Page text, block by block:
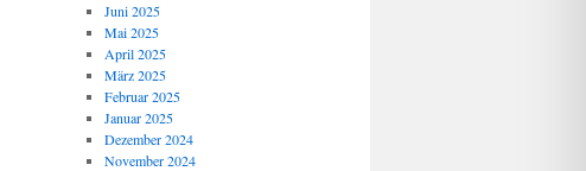
Juni 2025
Mai 2025
April 2025
März 2025
Februar 2025
Januar 2025
Dezember 2024
November 2024